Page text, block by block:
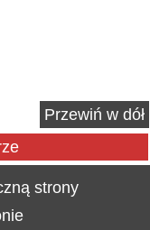
Przewiń w dół
strony